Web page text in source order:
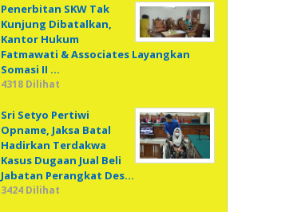
Penerbitan SKW Tak
Kunjung Dibatalkan,
Kantor Hukum
Fatmawati & Associates Layangkan
Somasi II …
4318 Dilihat
Sri Setyo Pertiwi
Opname, Jaksa Batal
Hadirkan Terdakwa
Kasus Dugaan Jual Beli
Jabatan Perangkat Des…
3424 Dilihat